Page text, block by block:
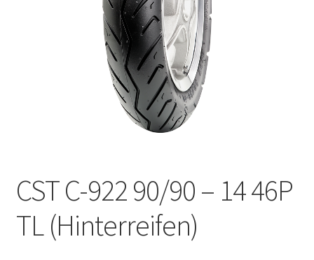
CST C-922 90/90 – 14 46P
TL (Hinterreifen)